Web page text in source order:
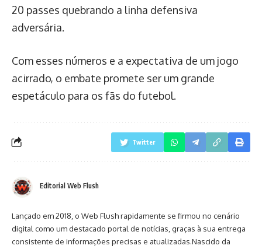
20 passes quebrando a linha defensiva
adversária.
Com esses números e a expectativa de um jogo
acirrado, o embate promete ser um grande
espetáculo para os fãs do futebol.
Twitter
Editorial Web Flush
Lançado em 2018, o Web Flush rapidamente se firmou no cenário
digital como um destacado portal de notícias, graças à sua entrega
consistente de informações precisas e atualizadas.Nascido da